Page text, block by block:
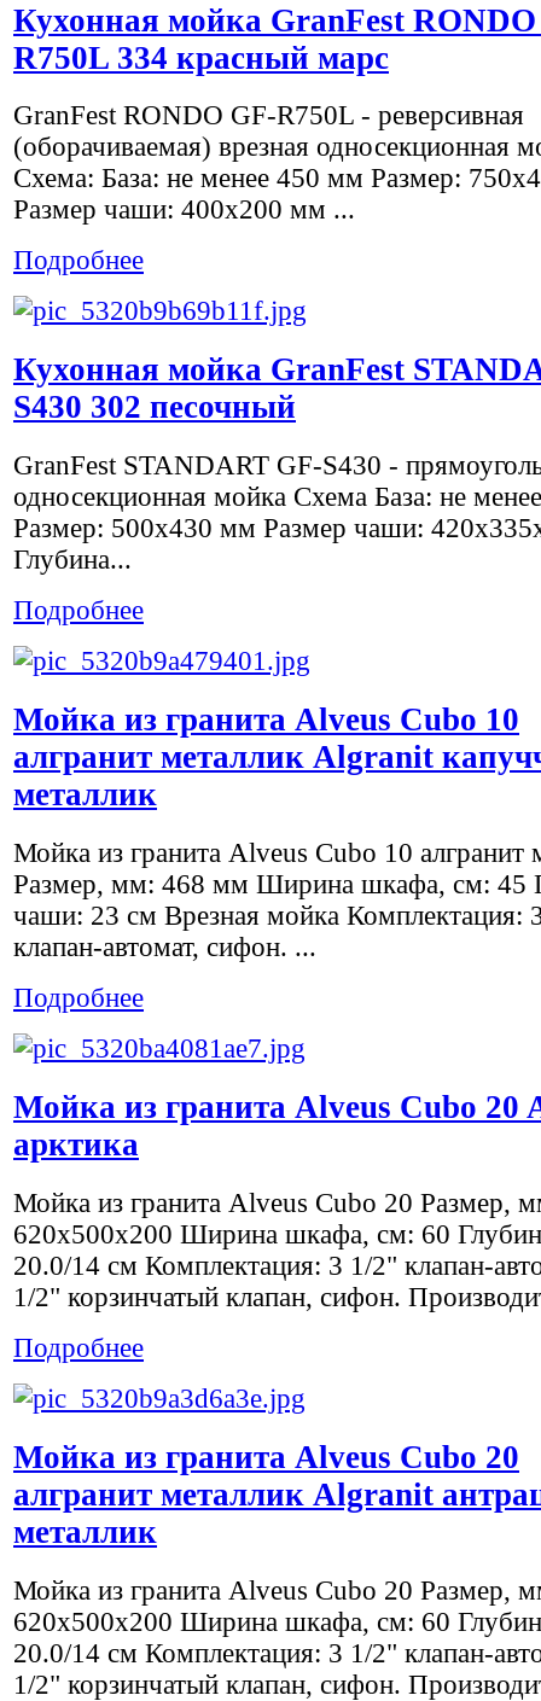
Кухонная мойка GranFest
R750L 334 красный марс
GranFest RONDO GF-R750L - реверсивная
(оборачиваемая) врезная односекционная
Схема: База: не менее 450 мм Размер:
Размер чаши: 400х200 мм ...
Подробнее
Кухонная мойка GranFest
S430 302 песочный
GranFest STANDART GF-S430 -
односекционная мойка Схема База: не
Размер: 500х430 мм Размер чаши:
Глубина...
Подробнее
Мойка из гранита Alveus Cubo 10
алгранит металлик Algranit
металлик
Мойка из гранита Alveus Cubo 10 алгранит
Размер, мм: 468 мм Ширина шкафа, см: 45
чаши: 23 см Врезная мойка Комплектация:
клапан-автомат, сифон. ...
Подробнее
Мойка из гранита Alveus Cubo 20
арктика
Мойка из гранита Alveus Cubo 20 Размер,
620x500х200 Ширина шкафа, см: 60
20.0/14 см Комплектация: 3 1/2" клапан-
1/2" корзинчатый клапан, сифон.
Подробнее
Мойка из гранита Alveus Cubo 20
алгранит металлик Algranit
металлик
Мойка из гранита Alveus Cubo 20 Размер,
620x500х200 Ширина шкафа, см: 60
20.0/14 см Комплектация: 3 1/2" клапан-
1/2" корзинчатый клапан, сифон.